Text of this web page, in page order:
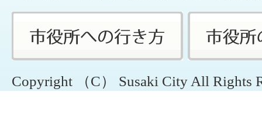
Copyright （C） Susaki City All Rights